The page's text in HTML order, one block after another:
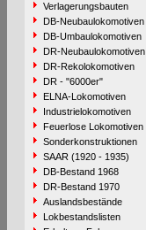
Verlagerungsbauten
DB-Neubaulokomotiven
DB-Umbaulokomotiven
DR-Neubaulokomotiven
DR-Rekolokomotiven
DR - "6000er"
ELNA-Lokomotiven
Industrielokomotiven
Feuerlose Lokomotiven
Sonderkonstruktionen
SAAR (1920 - 1935)
DB-Bestand 1968
DR-Bestand 1970
Auslandsbestände
Lokbestandslisten